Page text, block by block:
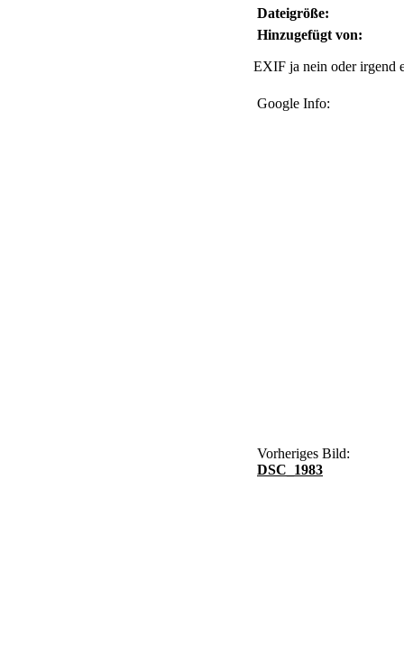
Dateigröße:
Hinzugefügt von:
EXIF ja nein oder irgend
Google Info:
Vorheriges Bild:
DSC_1983